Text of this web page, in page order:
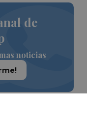
de
noticias